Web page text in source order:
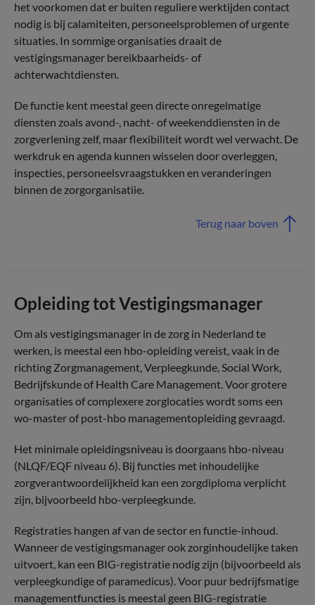
het voorkomen dat er buiten reguliere werktijden contact
nodig is bij calamiteiten, personeelsproblemen of urgente
situaties. In sommige organisaties draait de
vestigingsmanager bereikbaarheids- of
achterwachtdiensten.
De functie kent meestal geen directe onregelmatige
diensten zoals avond-, nacht- of weekenddiensten in de
zorgverlening zelf, maar flexibiliteit wordt wel verwacht. De
werkdruk en agenda kunnen wisselen door overleggen,
inspecties, personeelsvraagstukken en veranderingen
binnen de zorgorganisatiie.
Terug naar boven
Opleiding tot Vestigingsmanager
Om als vestigingsmanager in de zorg in Nederland te
werken, is meestal een hbo-opleiding vereist, vaak in de
richting Zorgmanagement, Verpleegkunde, Social Work,
Bedrijfskunde of Health Care Management. Voor grotere
organisaties of complexere zorglocaties wordt soms een
wo-master of post-hbo managementopleiding gevraagd.
Het minimale opleidingsniveau is doorgaans hbo-niveau
(NLQF/EQF niveau 6). Bij functies met inhoudelijke
zorgverantwoordelijkheid kan een zorgdiploma verplicht
zijn, bijvoorbeeld hbo-verpleegkunde.
Registraties hangen af van de sector en functie-inhoud.
Wanneer de vestigingsmanager ook zorginhoudelijke taken
uitvoert, kan een BIG-registratie nodig zijn (bijvoorbeeld als
verpleegkundige of paramedicus). Voor puur bedrijfsmatige
managementfuncties is meestal geen BIG-registratie